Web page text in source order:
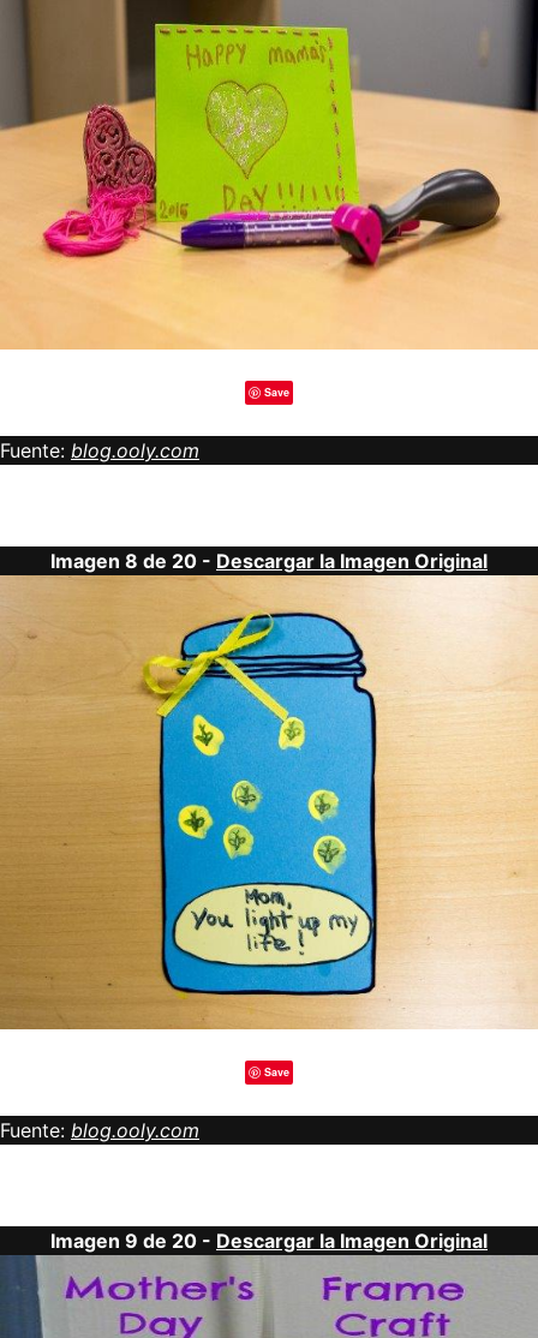
Save
Fuente: blog.ooly.com
Imagen 8 de 20 - Descargar la Imagen Original
Save
Fuente: blog.ooly.com
Imagen 9 de 20 - Descargar la Imagen Original